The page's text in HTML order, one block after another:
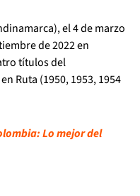
el 4 de marzo
de 2022 en
títulos del
Ruta (1950, 1953, 1954
Lo mejor del